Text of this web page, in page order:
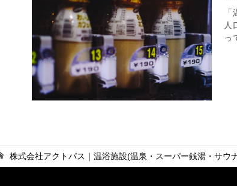
人
っ
株式会社アクトパス｜温浴施設(温泉・スーパー銭湯・サウ